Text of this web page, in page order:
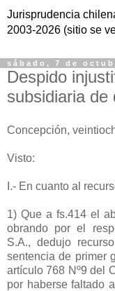
Jurisprudencia
2003-2026 (sitio se
sábado, 7 de
Despido
subsidiaria de
Concepción,
Visto:
I.- En cuanto al
1) Que a fs.414 el
obrando por el
S.A., dedujo
sentencia de primer
artículo 768 Nº9 del
por haberse faltado